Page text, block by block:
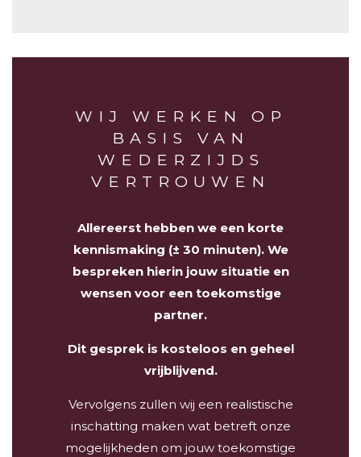
WIJ WERKEN OP
BASIS VAN
WEDERZIJDS
VERTROUWEN
Allereerst hebben we een korte
kennismaking (± 30 minuten). We
bespreken hierin jouw situatie en
wensen voor een toekomstige
partner.
Dit gesprek is kosteloos en geheel
vrijblijvend.
Vervolgens zullen wij een realistische
inschatting maken wat betreft onze
mogelijkheden om jouw toekomstige